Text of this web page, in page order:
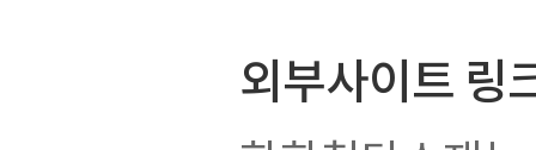
외부사이트 링